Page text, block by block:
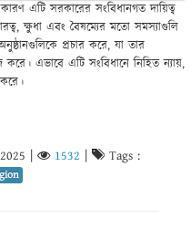
এটি সরকারের সংবিধানগত দায়িত্ব
ক্ষুধা এবং বৈষম্যের মতো সমস্যাগুলি
প্রচার করে, যা তার
করে। এভাবে এটি সংবিধানে নিহিত ন্যায়,
1532 Tags :